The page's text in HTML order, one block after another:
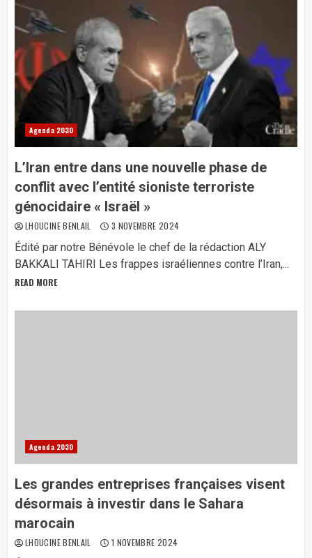
Agenda 2030
L’Iran entre dans une nouvelle phase de
conflit avec l’entité sioniste terroriste
génocidaire « Israël »
LHOUCINE BENLAIL 3 NOVEMBRE 2024
Édité par notre Bénévole le chef de la rédaction ALY
BAKKALI TAHIRI Les frappes israéliennes contre l’Iran,...
READ MORE
Agenda 2030
Les grandes entreprises françaises visent
désormais à investir dans le Sahara
marocain
LHOUCINE BENLAIL 1 NOVEMBRE 2024